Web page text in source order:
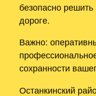
безопасно
дороге.
Важно:
сохранности
Останкинский